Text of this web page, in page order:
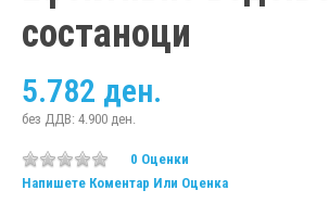
состаноци
5.782 ден.
без ДДВ: 4.900 ден.
0 Оценки
Напишете Коментар Или Оценка